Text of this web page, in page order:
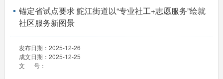
锚定省试点要求 鮀江街道以“专业社工+志愿服务”绘就
社区服务新图景
发布日期： 2025-12-26
成文日期： 2025-12-25
文 号：